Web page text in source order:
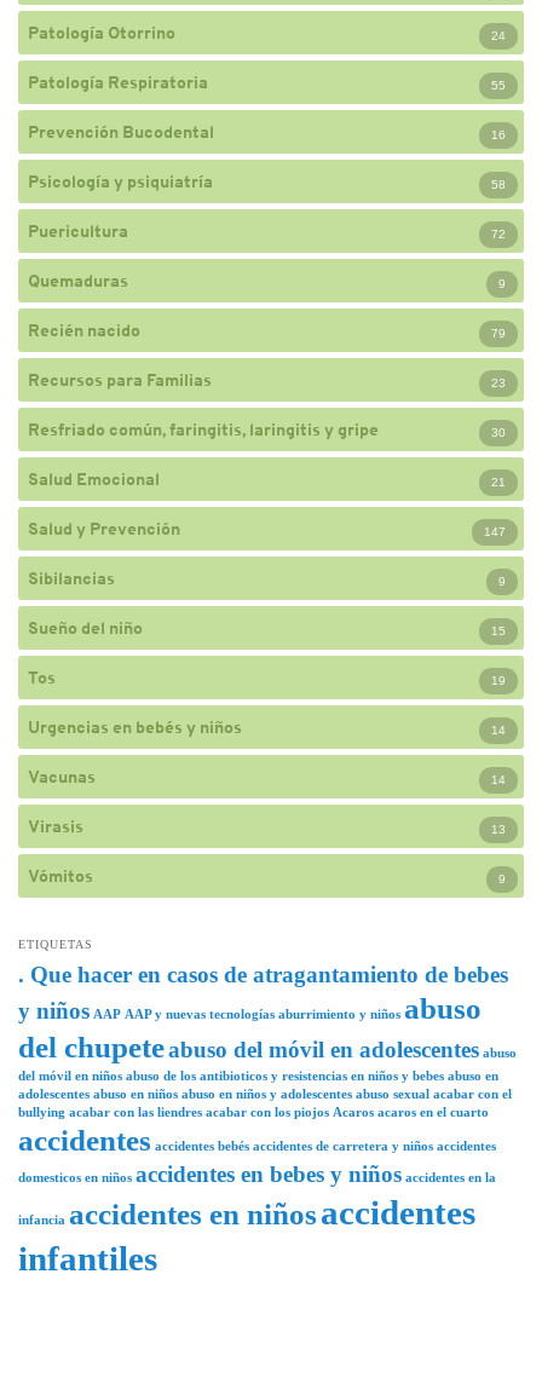
Patología Otorrino 24
Patología Respiratoria 55
Prevención Bucodental 16
Psicología y psiquiatría 58
Puericultura 72
Quemaduras 9
Recién nacido 79
Recursos para Familias 23
Resfriado común, faringitis, laringitis y gripe 30
Salud Emocional 21
Salud y Prevención 147
Sibilancias 9
Sueño del niño 15
Tos 19
Urgencias en bebés y niños 14
Vacunas 14
Virasis 13
Vómitos 9
ETIQUETAS
. Que hacer en casos de atragantamiento de bebes
y niños AAP AAP y nuevas tecnologías aburrimiento y niños abuso
del chupeteabuso del móvil en adolescentes abuso
del móvil en niños abuso de los antibioticos y resistencias en niños y bebes abuso en
adolescentes abuso en niños abuso en niños y adolescentes abuso sexual acabar con el
bullying acabar con las liendres acabar con los piojos Acaros acaros en el cuarto
accidentes accidentes bebés accidentes de carretera y niños accidentes
domesticos en niños accidentes en bebes y niños accidentes en la
infancia accidentes en niñosaccidentes
infantiles